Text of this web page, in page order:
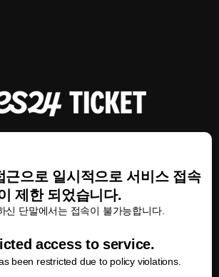
근으로 일시적으로 서비스 접속
제한 되었습니다.
신 단말에서는 접속이 불가능합니다.
access to service.
been restricted due to policy violations.